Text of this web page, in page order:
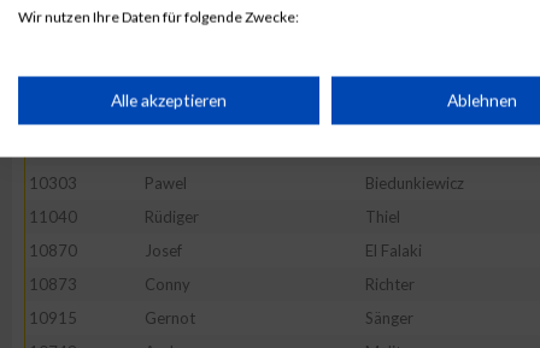
10483
Jens-Peter
10633
Thomas Knauer
Ekrem
10303
Pawel Biedunkiewicz
11040
Rüdiger Thiel
10870
Josef El Falaki
10873
Conny Richter
10915
Gernot Sänger
Wir nutzen Ihre Daten für folgende Zwecke:
Speichern von oder Zugriff auf Informationen auf einem
Erstellung von Profilen für personalisierte Werbung
Verwendung von Profilen zur Auswahl personalisierter Werbung
Alle akzeptieren Ablehnen